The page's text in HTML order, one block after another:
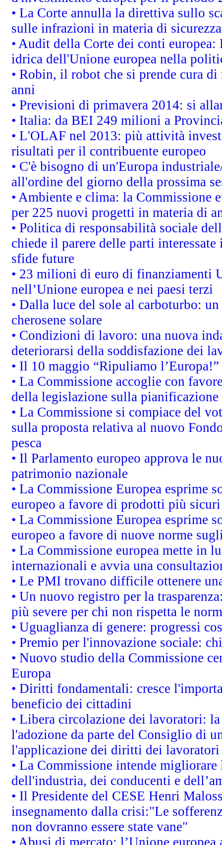
• La Corte annulla la direttiva sullo
sulle infrazioni in materia di
• Audit della Corte dei conti
idrica dell'Unione europea nella
• Robin, il robot che si prende cura
anni
• Previsioni di primavera 2014: si
• Italia: da BEI 249 milioni a
• L'OLAF nel 2013: più attività
risultati per il contribuente europeo
• C'è bisogno di un'Europa
all'ordine del giorno della prossima
• Ambiente e clima: la Commissione
per 225 nuovi progetti in materia di
• Politica di responsabilità sociale
chiede il parere delle parti
sfide future
• 23 milioni di euro di finanziamenti
nell’Unione europea e nei paesi terzi
• Dalla luce del sole al carboturbo:
cherosene solare
• Condizioni di lavoro: una nuova
deteriorarsi della soddisfazione dei
• Il 10 maggio “Ripuliamo l’Europa!”
• La Commissione accoglie con
della legislazione sulla
• La Commissione si compiace del
sulla proposta relativa al nuovo
pesca
• Il Parlamento europeo approva le
patrimonio nazionale
• La Commissione Europea esprime
europeo a favore di prodotti più
• La Commissione Europea esprime
europeo a favore di nuove norme
• La Commissione europea mette in
internazionali e avvia una
• Le PMI trovano difficile ottenere
• Un nuovo registro per la
più severe per chi non rispetta le
• Uguaglianza di genere: progressi
• Premio per l'innovazione sociale:
• Nuovo studio della Commissione
Europa
• Diritti fondamentali: cresce
beneficio dei cittadini
• Libera circolazione dei lavoratori:
l'adozione da parte del Consiglio di
l'applicazione dei diritti dei lavoratori
• La Commissione intende
dell'industria, dei conducenti e
• Il Presidente del CESE Henri
insegnamento dalla crisi:"Le
non dovranno essere state vane"
• Abusi di mercato: l’Unione